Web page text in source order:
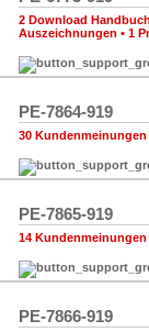
2 Download
Auszeichnungen • 1
PE-7864-919
30 Kundenmeinungen
PE-7865-919
14 Kundenmeinungen
PE-7866-919